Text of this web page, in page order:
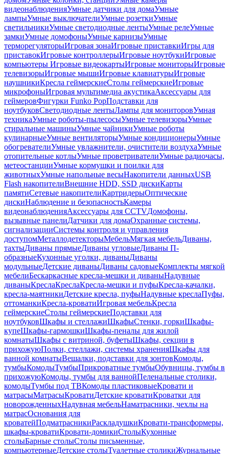
видеонаблюденияУмные датчики для домаУмные
лампыУмные выключателиУмные розеткиУмные
светильникиУмные светодиодные лентыУмные релеУмные
замкиУмные домофоныУмные карнизыУмные
терморегуляторыИгровая зонаИгровые приставкиИгры для
приставокИгровые контроллерыИгровые ноутбукиИгровые
компьютеры Игровые видеокартыИгровые мониторыИгровые
телевизорыИгровые мышиИгровые клавиатурыИгровые
наушникиКресла геймерскиеСтолы геймерскиеИгровые
микрофоныИгровая мультимедиа акустикаАксессуары для
геймеровФигурки Funko PopПодставки для
ноутбуковСветодиодные лентыЛампы для мониторовУмная
техникаУмные роботы-пылесосыУмные телевизорыУмные
стиральные машиныУмные чайникиУмные роботы
кулинарныеУмные вентиляторыУмные кондиционерыУмные
обогревателиУмные увлажнители, очистители воздухаУмные
отопительные котлыУмные проветривателиУмные радиочасы,
метеостанцииУмные кормушки и поилки для
животныхУмные напольные весыНакопители данныхUSB
Flash накопителиВнешние HDD, SSD дискиКарты
памятиСетевые накопителиКартридерыОптические
дискиНаблюдение и безопасностьКамеры
видеонаблюденияАксессуары для CCTVДомофоны,
вызывные панелиДатчики для домаОхранные системы,
сигнализацииСистемы контроля и управления
доступомМеталлодетекторыМебельМягкая мебельДиваны,
тахтыДиваны прямыеДиваны угловыеДиваны П-
образныеКухонные уголки, диваныДиваны
модульныеДетские диваныДиваны садовыеКомплекты мягкой
мебелиБескаркасные кресла-мешки и диваныНадувные
диваныКреслаКреслаКресла-мешки и пуфыКресла-качалки,
кресла-маятникиДетские кресла, пуфыНадувные креслаПуфы,
оттоманкиКресла-кроватиИгровая мебельКресла
геймерскиеСтолы геймерскиеПодставки для
ноутбуковШкафы и стеллажиШкафыСтенки, горкиШкафы-
купеШкафы-гармошкиШкафы-пеналы для жилой
комнатыШкафы с витриной, буфетыШкафы, секции в
прихожуюПолки, стеллажи, системы храненияШкафы для
ванной комнатыВешалки, подставки для зонтовКомоды,
тумбыКомодыТумбыПрикроватные тумбыОбувницы, тумбы в
прихожуюКомоды, тумбы для ваннойПеленальные столики,
комодыТумбы под ТВКомоды пластиковыеКровати и
матрасыМатрасыКроватиДетские кроватиКроватки для
новорожденныхНадувная мебельНаматрасники, чехлы на
матрасОснования для
кроватейПодматрасникиРаскладушкиКровати-трансформеры,
шкафы-кроватиКровати-домикиСтолыКухонные
столыБарные столыСтолы письменные,
компьютерныеДетские столыТуалетные столикиЖурнальные